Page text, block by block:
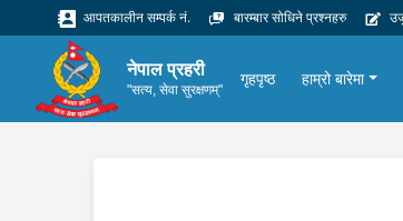
आपतकालीन सम्पर्क नं. बारम्बार सोधिने प्रश्नहरु
नेपाल प्रहरी
"सत्य, सेवा सुरक्षणम्"
गृहपृष्ठ हाम्रो बारेमा